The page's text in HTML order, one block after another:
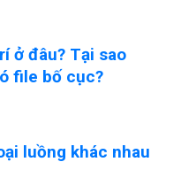
ở đâu? Tại sao
file bố cục?
luồng khác nhau